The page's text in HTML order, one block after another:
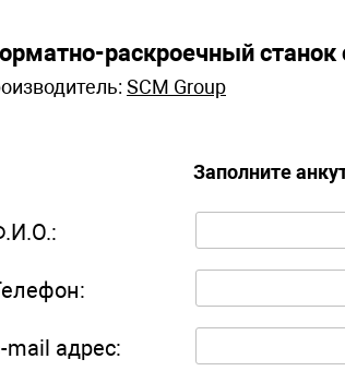
раскроечный станок
SCM Group
Заполните
mail адрес: